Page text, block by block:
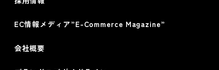
EC情報メディア”E-Commerce Magazine”
会社概要